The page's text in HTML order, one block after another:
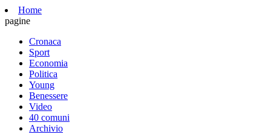
Home
pagine
Cronaca
Sport
Economia
Politica
Young
Benessere
Video
40 comuni
Archivio